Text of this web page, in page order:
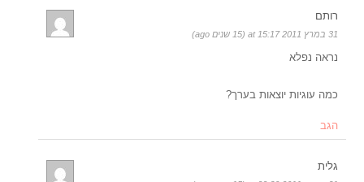
רותם
31 במרץ 2011 at 15:17 (15 שנים ago)
נראה נפלא
כמה עוגיות יוצאות בערך?
הגב
גלית